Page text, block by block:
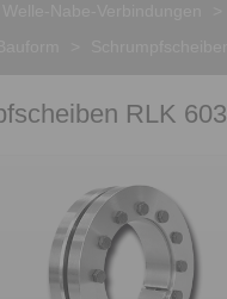
RLK 603